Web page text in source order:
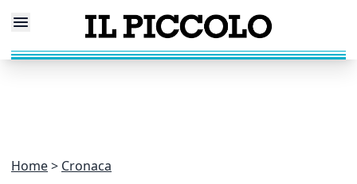
Home Cronaca